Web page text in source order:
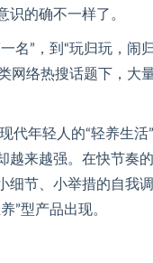
识的确不一样了。
名”，到“玩归玩，闹
网络热搜话题下，
年轻人的“轻养生
来越强。在快节奏
细节、小举措的自我
”型产品出现。